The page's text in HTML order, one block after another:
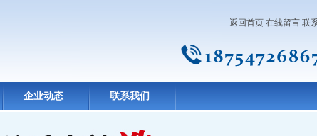
返回首页 在线留言 联
企业动态 联系我们